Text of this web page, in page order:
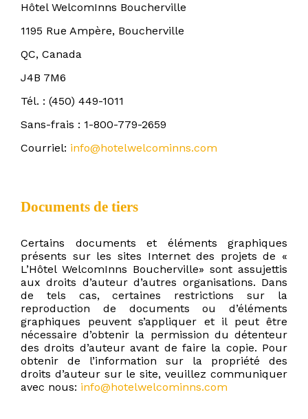
Hôtel WelcomInns Boucherville
1195 Rue Ampère, Boucherville
QC, Canada
J4B 7M6
Tél. : (450) 449-1011
Sans-frais : 1-800-779-2659
Courriel: info@hotelwelcominns.com
Documents de tiers
Certains documents et éléments graphiques
présents sur les sites Internet des projets de «
L’Hôtel WelcomInns Boucherville» sont assujettis
aux droits d’auteur d’autres organisations. Dans
de tels cas, certaines restrictions sur la
reproduction de documents ou d’éléments
graphiques peuvent s’appliquer et il peut être
nécessaire d’obtenir la permission du détenteur
des droits d’auteur avant de faire la copie. Pour
obtenir de l’information sur la propriété des
droits d’auteur sur le site, veuillez communiquer
avec nous: info@hotelwelcominns.com